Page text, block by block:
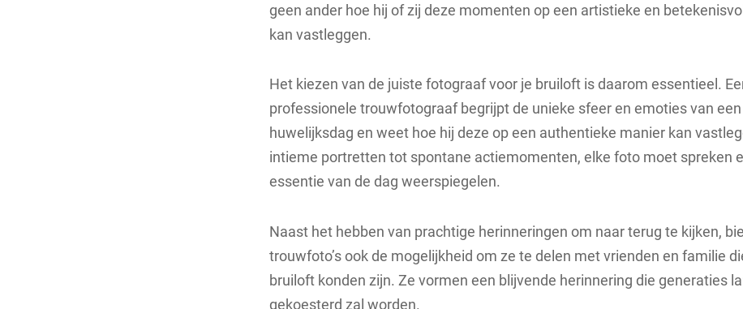
geen ander hoe hij of zij deze momenten op een artistieke en
kan vastleggen.
Het kiezen van de juiste fotograaf voor je bruiloft is daarom essentieel.
professionele trouwfotograaf begrijpt de unieke sfeer en emoties van een
huwelijksdag en weet hoe hij deze op een authentieke manier kan
intieme portretten tot spontane actiemomenten, elke foto moet spreken
essentie van de dag weerspiegelen.
Naast het hebben van prachtige herinneringen om naar terug te kijken,
trouwfoto’s ook de mogelijkheid om ze te delen met vrienden en familie
bruiloft konden zijn. Ze vormen een blijvende herinnering die generaties
gekoesterd zal worden.